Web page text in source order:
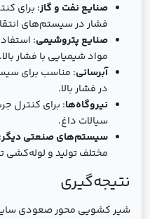
صنایع نفت و گاز: برای
فشار در سیستم‌های
صنایع پتروشیمی:
مواد شیمیایی با فشار بالا.
آبرسانی: مناسب برای
در فشار بالا.
نیروگاه‌ها: برای کنترل
سیالات داغ.
سیستم‌های صنعتی دیگر
مختلف تولید و لوله‌کشی
نتیجه‌گیری